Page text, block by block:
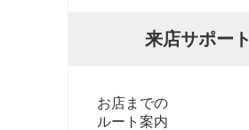
来店サポート
お店までの
ルート案内